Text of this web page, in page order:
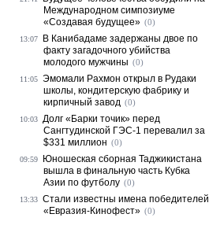
Международном симпозиуме
«Создавая будущее» (0)
13:07
В Канибадаме задержаны двое по
факту загадочного убийства
молодого мужчины (0)
11:05 Эмомали Рахмон открыл в Рудаки
школы, кондитерскую фабрику и
кирпичный завод (0)
10:03 Долг «Барки точик» перед
Сангтудинской ГЭС-1 перевалил за
$331 миллион (0)
09:59
Юношеская сборная Таджикистана
вышла в финальную часть Кубка
Азии по футболу (0)
13:33 Стали известны имена победителей
«Евразия-Кинофест» (0)